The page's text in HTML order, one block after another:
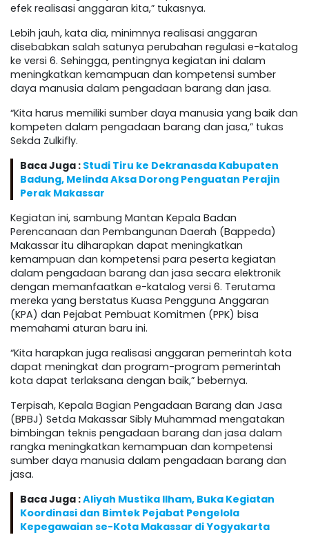
efek realisasi anggaran kita,” tukasnya.
Lebih jauh, kata dia, minimnya realisasi anggaran
disebabkan salah satunya perubahan regulasi e-katalog
ke versi 6. Sehingga, pentingnya kegiatan ini dalam
meningkatkan kemampuan dan kompetensi sumber
daya manusia dalam pengadaan barang dan jasa.
“Kita harus memiliki sumber daya manusia yang baik dan
kompeten dalam pengadaan barang dan jasa,” tukas
Sekda Zulkifly.
Baca Juga : Studi Tiru ke Dekranasda Kabupaten
Badung, Melinda Aksa Dorong Penguatan Perajin
Perak Makassar
Kegiatan ini, sambung Mantan Kepala Badan
Perencanaan dan Pembangunan Daerah (Bappeda)
Makassar itu diharapkan dapat meningkatkan
kemampuan dan kompetensi para peserta kegiatan
dalam pengadaan barang dan jasa secara elektronik
dengan memanfaatkan e-katalog versi 6. Terutama
mereka yang berstatus Kuasa Pengguna Anggaran
(KPA) dan Pejabat Pembuat Komitmen (PPK) bisa
memahami aturan baru ini.
“Kita harapkan juga realisasi anggaran pemerintah kota
dapat meningkat dan program-program pemerintah
kota dapat terlaksana dengan baik,” bebernya.
Terpisah, Kepala Bagian Pengadaan Barang dan Jasa
(BPBJ) Setda Makassar Sibly Muhammad mengatakan
bimbingan teknis pengadaan barang dan jasa dalam
rangka meningkatkan kemampuan dan kompetensi
sumber daya manusia dalam pengadaan barang dan
jasa.
Baca Juga :Aliyah Mustika Ilham, Buka Kegiatan
Koordinasi dan Bimtek Pejabat Pengelola
Kepegawaian se-Kota Makassar di Yogyakarta